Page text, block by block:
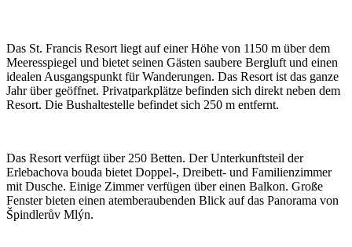
Das St. Francis Resort liegt auf einer Höhe von 1150 m über dem
Meeresspiegel und bietet seinen Gästen saubere Bergluft und einen
idealen Ausgangspunkt für Wanderungen. Das Resort ist das ganze
Jahr über geöffnet. Privatparkplätze befinden sich direkt neben dem
Resort. Die Bushaltestelle befindet sich 250 m entfernt.
Das Resort verfügt über 250 Betten. Der Unterkunftsteil der
Erlebachova bouda bietet Doppel-, Dreibett- und Familienzimmer
mit Dusche. Einige Zimmer verfügen über einen Balkon. Große
Fenster bieten einen atemberaubenden Blick auf das Panorama von
Špindlerův Mlýn.